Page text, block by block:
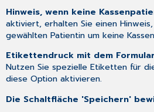
Hinweis, wenn keine
aktiviert, erhalten Sie einen
gewählten Patientin um keine
Etikettendruck mit dem
Nutzen Sie spezielle Etiketten für
diese Option aktivieren.
Die Schaltfläche 'Speichern'